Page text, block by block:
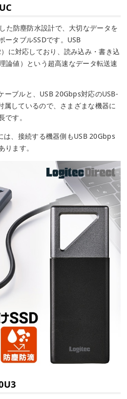
た防塵防水設計で、大切なデータを
ータブルSSDです。USB
に対応しており、読み込み・書き込
論値）という超高速なデータ転送速
ーブルと、USB 20Gbps対応のUSB-
しているので、さまざまな機器に
す。
、接続する機器側もUSB 20Gbps
ます。